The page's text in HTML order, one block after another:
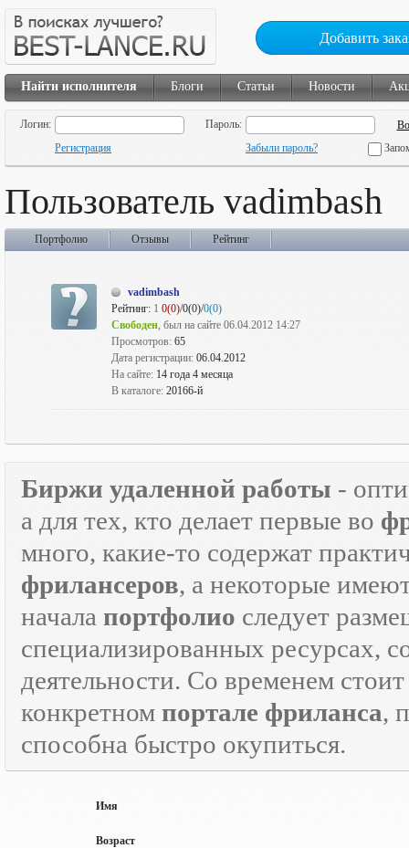
Добавить
Найти исполнителя Блоги Статьи Новости
Логин:
Пароль:
Регистрация
Забыли пароль?
Пользователь vadimbash
Портфолио Отзывы Рейтинг
vadimbash
Рейтинг: 1 0(0)/0(0)/0(0)
Свободен, был на сайте 06.04.2012 14:27
Просмотров: 65
Дата регистрации: 06.04.2012
На сайте: 14 года 4 месяца
В каталоге: 20166-й
Биржи удаленной работы -
а для тех, кто делает первые во
много, какие-то содержат
фрилансеров, а некоторые
начала портфолио следует
специализированных ресурсах,
деятельности. Со временем
конкретном портале фриланса,
способна быстро окупиться.
Имя
Возраст